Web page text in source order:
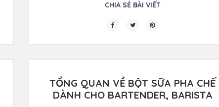
CHIA SẺ BÀI VIẾT
TỔNG QUAN VỀ BỘT SỮA PHA CHẾ
DÀNH CHO BARTENDER, BARISTA